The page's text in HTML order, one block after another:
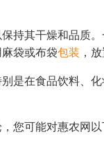
持其干燥和品质
袋或布袋包装 ，
是在食品饮料、
您可能对惠农网